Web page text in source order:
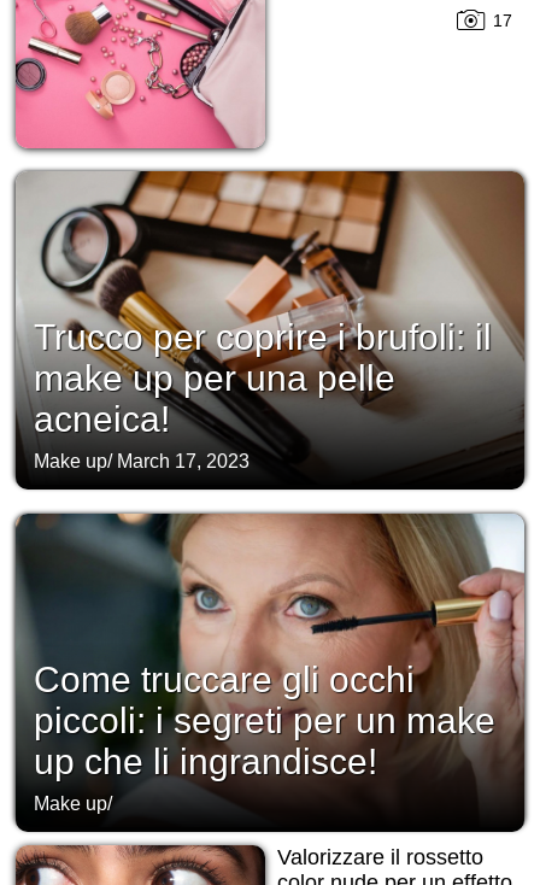
17
Trucco per coprire i brufoli: il
make up per una pelle
acneica!
Make up/ March 17, 2023
Come truccare gli occhi
piccoli: i segreti per un make
up che li ingrandisce!
Make up/
Valorizzare il rossetto